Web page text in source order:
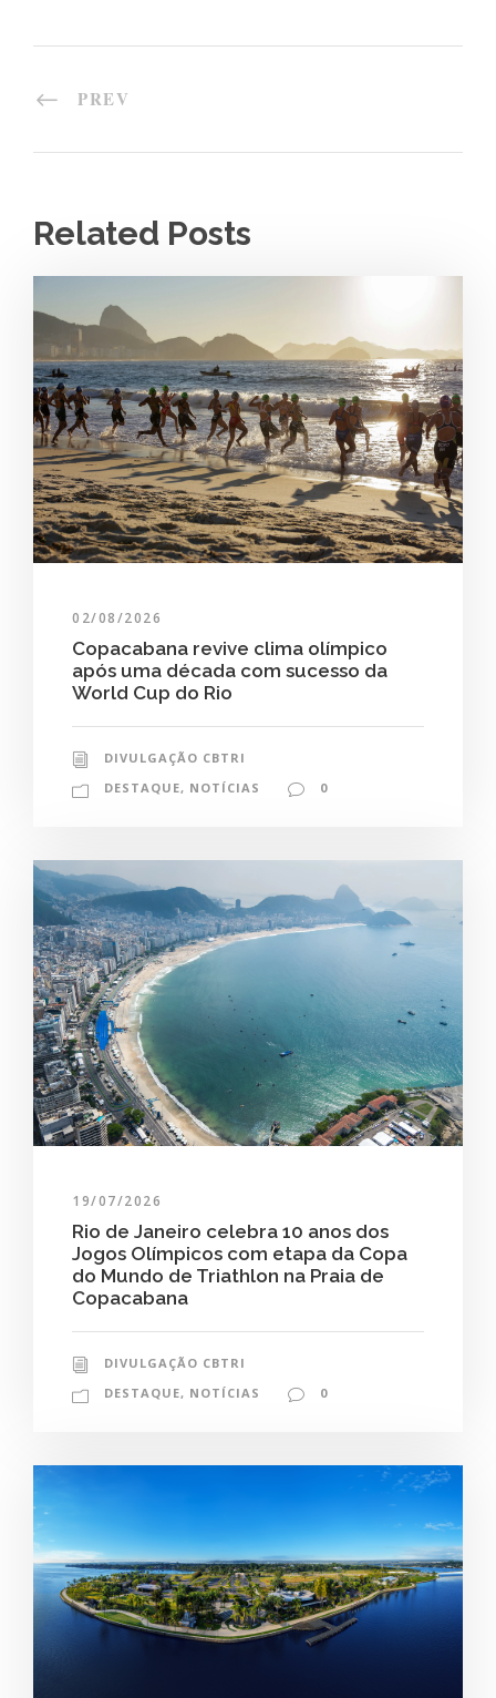
PREV
Related Posts
02/08/2026
Copacabana revive clima olímpico
após uma década com sucesso da
World Cup do Rio
DIVULGAÇÃO CBTRI
DESTAQUE, NOTÍCIAS 0
19/07/2026
Rio de Janeiro celebra 10 anos dos
Jogos Olímpicos com etapa da Copa
do Mundo de Triathlon na Praia de
Copacabana
DIVULGAÇÃO CBTRI
DESTAQUE, NOTÍCIAS 0